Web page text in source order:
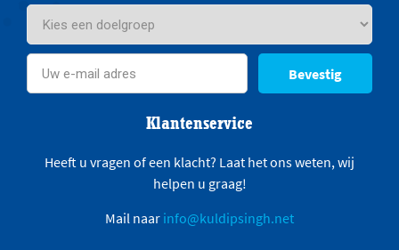
Bevestig
Klantenservice
Heeft u vragen of een klacht? Laat het ons weten, wij
helpen u graag!
Mail naar info@kuldipsingh.net